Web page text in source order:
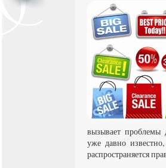
вызывает проблемы
уже давно
распространяется